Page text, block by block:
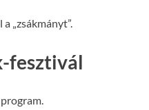
„zsákmányt”.
fesztivál